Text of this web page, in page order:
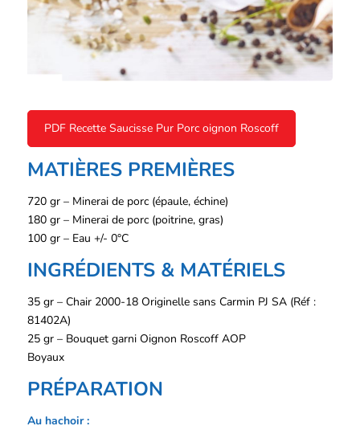
PDF Recette Saucisse Pur Porc oignon Roscoff
MATIÈRES PREMIÈRES
720 gr – Minerai de porc (épaule, échine)
180 gr – Minerai de porc (poitrine, gras)
100 gr – Eau +/- 0°C
INGRÉDIENTS & MATÉRIELS
35 gr – Chair 2000-18 Originelle sans Carmin PJ SA (Réf :
81402A)
25 gr – Bouquet garni Oignon Roscoff AOP
Boyaux
PRÉPARATION
Au hachoir :